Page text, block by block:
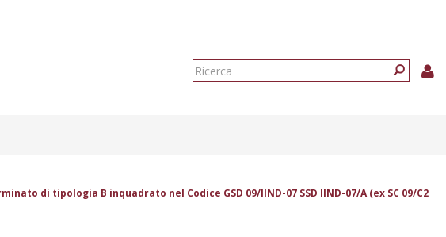
Form
di tipologia B inquadrato nel Codice GSD 09/IIND-07 SSD IIND-07/A (ex SC 09/C2